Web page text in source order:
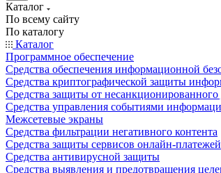
Каталог
По всему сайту
По каталогу
Каталог
Программное обеспечение
Средства обеспечения информационной
Средства криптографической защиты
Средства защиты от
Средства управления событиями
Межсетевые экраны
Средства фильтрации негативного контента
Средства защиты сервисов онлайн-
Средства антивирусной защиты
Средства выявления и предотвращения